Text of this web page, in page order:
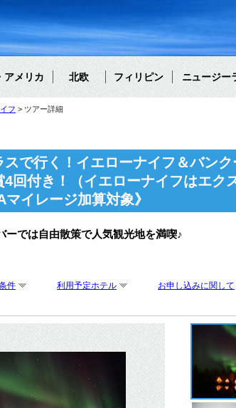
アメリカ 北欧 フィリピン ニュージー
フ ツアー詳細
スで行く！イエローナイフ＆バン
回付き！（イエローナイフはエク
イレージ加算対象》
では自由散策で人気観光地を満喫♪
件 利用予定ホテル お申し込みに関して